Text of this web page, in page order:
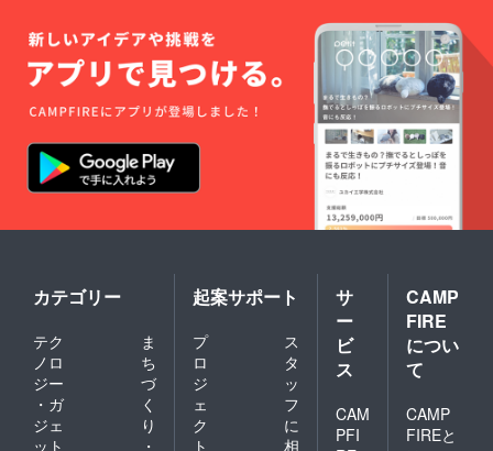
カテゴリー
テク
ノロ
ジー
・ガ
ジェ
ット
ま
ち
づ
く
り
・
起案サポート
プ
ロ
ジ
ェ
ク
ト
ス
タ
ッ
フ
に
相
サ
ー
ビ
ス
CAM
PFI
CAMP
FIRE
につい
て
CAMP
FIREと